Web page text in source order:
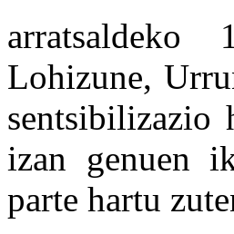
Lohizune,
sentsibilizazio
izan genuen
parte hartu